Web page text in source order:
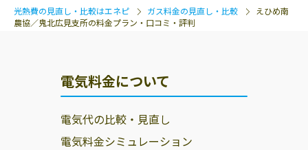
光熱費の見直し・比較はエネピ ガス料金の見直し・比較
えひめ南
農協／鬼北広見支所の料金プラン・口コミ・評判
電気料金について
電気代の比較・見直し
電気料金シミュレーション